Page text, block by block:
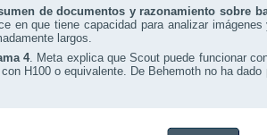
de documentos y razonamiento sobre
en que tiene capacidad para analizar
largos.
4. Meta explica que Scout puede funcionar
H100 o equivalente. De Behemoth no ha